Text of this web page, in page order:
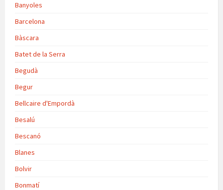
Banyoles
Barcelona
Bàscara
Batet de la Serra
Begudà
Begur
Bellcaire d'Empordà
Besalú
Bescanó
Blanes
Bolvir
Bonmatí